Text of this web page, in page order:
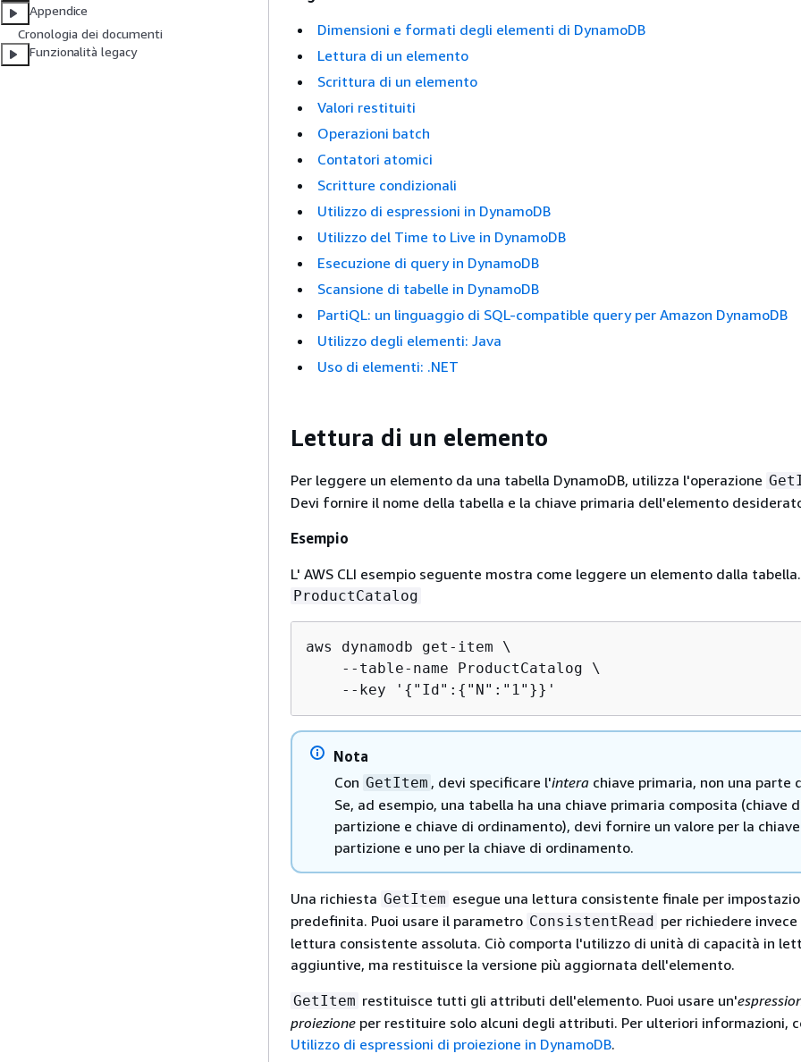
Appendice
Cronologia dei documenti
Funzionalità legacy
Dimensioni e formati degli elementi di DynamoDB
Lettura di un elemento
Scrittura di un elemento
Valori restituiti
Operazioni batch
Contatori atomici
Scritture condizionali
Utilizzo di espressioni in DynamoDB
Utilizzo del Time to Live in DynamoDB
Esecuzione di query in DynamoDB
Scansione di tabelle in DynamoDB
PartiQL: un linguaggio di SQL-compatible query per Amazon DynamoDB
Utilizzo degli elementi: Java
Uso di elementi: .NET
Lettura di un elemento
Per leggere un elemento da una tabella DynamoDB, utilizza l'operazione
Devi fornire il nome della tabella e la chiave primaria dell'elemento
Esempio
L' AWS CLI esempio seguente mostra come leggere un elemento dalla tabella.
ProductCatalog
aws dynamodb get-item \
    --table-name ProductCatalog \
    --key '
{ "Id": { "N":"1"}}'
Nota
Con GetItem , devi specificare l'intera chiave primaria, non una parte
Se, ad esempio, una tabella ha una chiave primaria composita (chiave
partizione e chiave di ordinamento), devi fornire un valore per la
partizione e uno per la chiave di ordinamento.
Una richiesta GetItem esegue una lettura consistente finale per
predefinita. Puoi usare il parametro ConsistentRead per richiedere invece
lettura consistente assoluta. Ciò comporta l'utilizzo di unità di capacità in
aggiuntive, ma restituisce la versione più aggiornata dell'elemento.
GetItem restituisce tutti gli attributi dell'elemento. Puoi usare un'
proiezione per restituire solo alcuni degli attributi. Per ulteriori informazioni,
Utilizzo di espressioni di proiezione in DynamoDB.